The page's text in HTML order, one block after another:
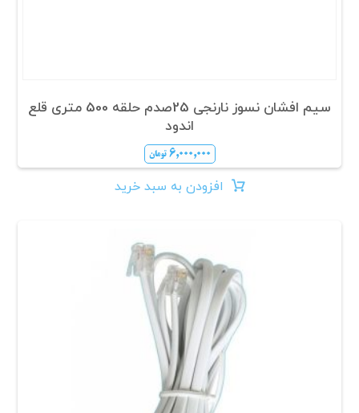
سیم افشان نسوز نارنجی 25صدم حلقه 500 متری قلع
اندود
۶,۰۰۰,۰۰۰ تومان
افزودن به سبد خرید